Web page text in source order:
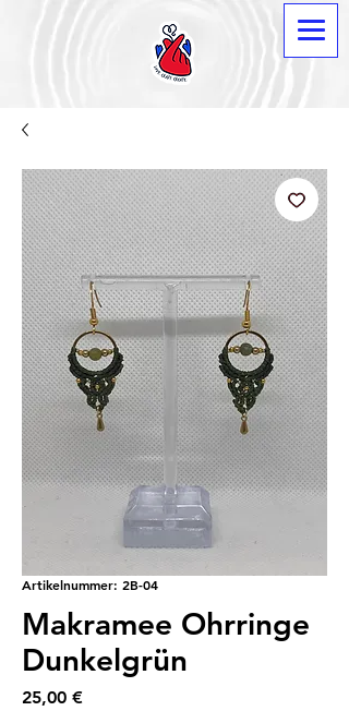
Artikelnummer: 2B-04
Makramee Ohrringe
Dunkelgrün
25,00 €Preis